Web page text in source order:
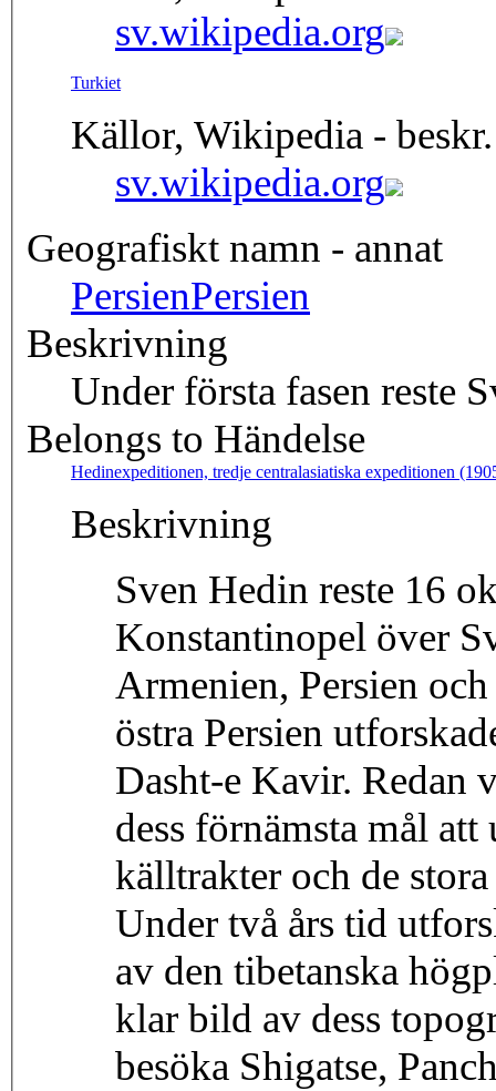
sv.wikipedia.org
Turkiet
Källor, Wikipedia -
sv.wikipedia.org
Geografiskt namn - annat
PersienPersien
Beskrivning
Under första fasen reste
Belongs to Händelse
Hedinexpeditionen, tredje centralasiatiska expeditionen
Beskrivning
Sven Hedin reste 16
Konstantinopel över
Armenien, Persien
östra Persien
Dasht-e Kavir. Redan
dess förnämsta mål
källtrakter och de
Under två års tid
av den tibetanska
klar bild av dess
besöka Shigatse,